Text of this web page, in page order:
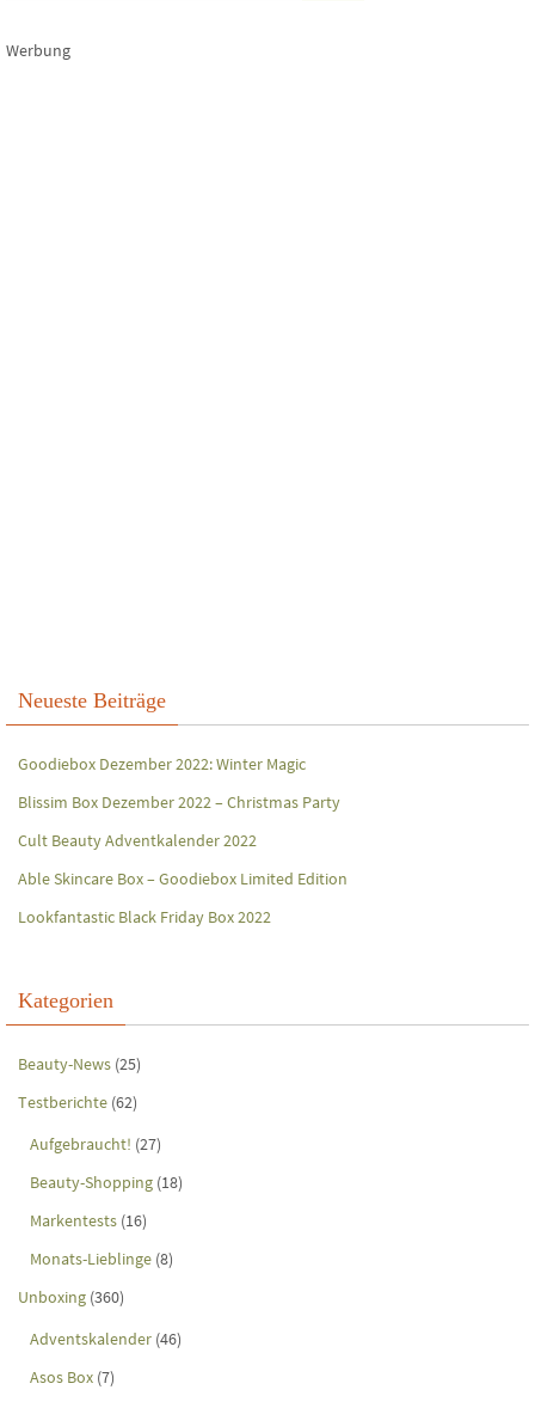
Werbung
Neueste Beiträge
Goodiebox Dezember 2022: Winter Magic
Blissim Box Dezember 2022 – Christmas Party
Cult Beauty Adventkalender 2022
Able Skincare Box – Goodiebox Limited Edition
Lookfantastic Black Friday Box 2022
Kategorien
Beauty-News (25)
Testberichte (62)
Aufgebraucht! (27)
Beauty-Shopping (18)
Markentests (16)
Monats-Lieblinge (8)
Unboxing (360)
Adventskalender (46)
Asos Box (7)